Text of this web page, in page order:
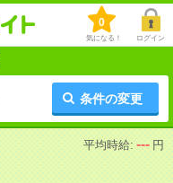
0
気になる！ ログイン
条件の変更
平均時給: --- 円